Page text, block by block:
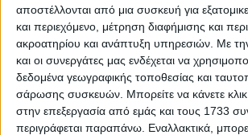
αποστέλλονται από μια συσκευή για
και περιεχόμενο, μέτρηση διαφήμισης και
ακροατηρίου και ανάπτυξη υπηρεσιών. Με
και οι συνεργάτες μας ενδέχεται να
δεδομένα γεωγραφικής τοποθεσίας και
σάρωσης συσκευών. Μπορείτε να κάνετε κλικ
στην επεξεργασία από εμάς και τους 1733
περιγράφεται παραπάνω. Εναλλακτικά,